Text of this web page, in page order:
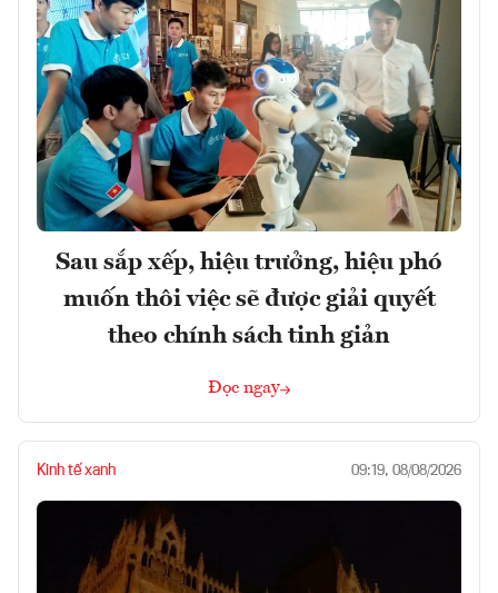
Sau sắp xếp, hiệu trưởng, hiệu phó
muốn thôi việc sẽ được giải quyết
theo chính sách tinh giản
Đọc ngay
Kinh tế xanh 09:19, 08/08/2026